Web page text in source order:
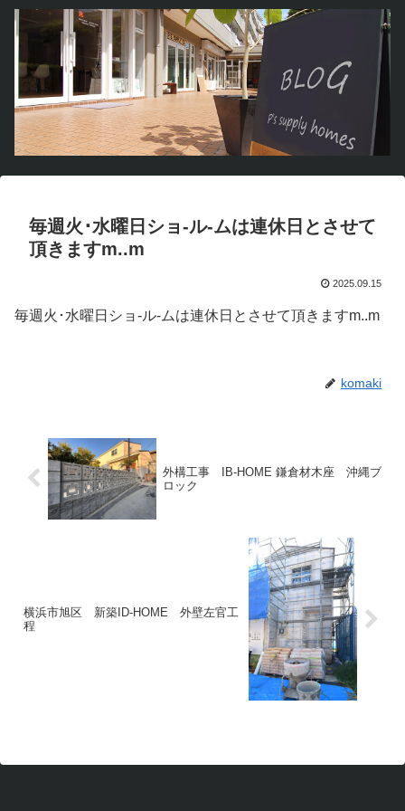
毎週火･水曜日ショ-ル-ムは連休日とさせて
頂きますm..m
2025.09.15
毎週火･水曜日ショ-ル-ムは連休日とさせて頂きますm..m
komaki
外構工事 IB-HOME 鎌倉材木座 沖縄ブ
ロック
横浜市旭区 新築ID-HOME 外壁左官工
程